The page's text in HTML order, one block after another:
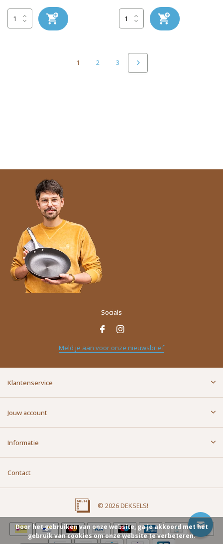
1 2 3
Socials
Meld je aan voor onze nieuwsbrief
Klantenservice
Jouw account
Informatie
Contact
© 2026 DEKSELS!
Door het gebruiken van onze website, ga je akkoord met het
gebruik van cookies om onze website te verbeteren.